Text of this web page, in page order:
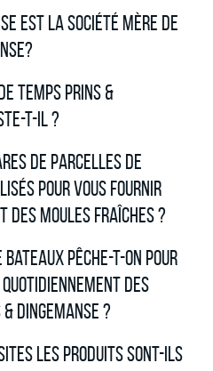
est la société mère de
temps Prins &
t-il ?
de parcelles de
pour vous fournir
des moules fraîches ?
bateaux pêche-t-on pour
des
Dingemanse ?
sites les produits sont-ils